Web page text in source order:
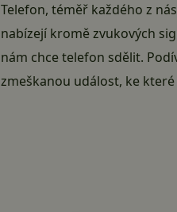
Telefon, téměř každého z
nabízejí kromě zvukových
nám chce telefon sdělit.
zmeškanou událost, ke